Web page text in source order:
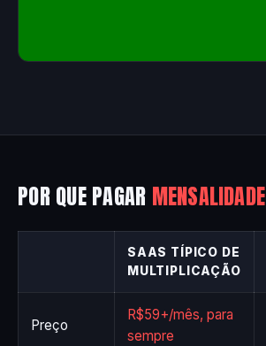
POR QUE PAGAR MENSALIDADE
SAAS TÍPICO DE
MULTIPLICAÇÃO
Preço
R$59+/mês, para
sempre